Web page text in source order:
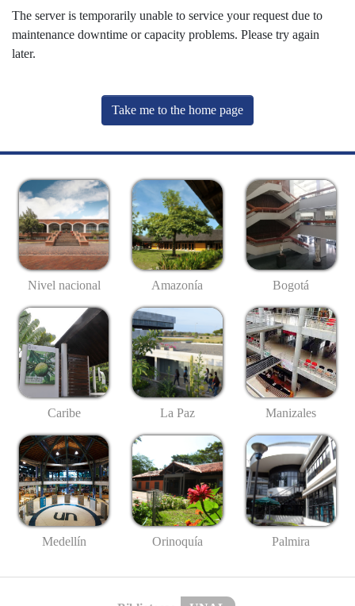
The server is temporarily unable to service your request due to
maintenance downtime or capacity problems. Please try again
later.
Take me to the home page
Nivel nacional Amazonía Bogotá
Caribe La Paz Manizales
Medellín Orinoquía Palmira